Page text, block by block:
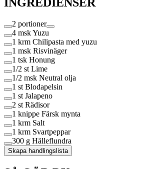
2 portioner
4 mskYuzu
1 krm Chilipasta med yuzu
1 msk Risvinäger
1 tsk Honung
1/2 st Lime
1/2 msk Neutral olja
1 st Blodapelsin
1 st Jalapeno
2 st Rädisor
1 knippe Färsk mynta
1 krm Salt
1 krm Svartpeppar
300 g Hälleflundra
Skapa handlingslista